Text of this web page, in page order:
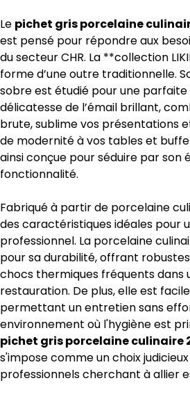
Le pichet gris porcelaine
est pensé pour répondre aux
du secteur CHR. La **collection
forme d’une outre traditionnelle.
sobre est étudié pour une parfaite
délicatesse de l’émail brillant,
brute, sublime vos présentations
de modernité à vos tables et
ainsi conçue pour séduire par son
fonctionnalité.
Fabriqué à partir de porcelaine
des caractéristiques idéales pour
professionnel. La porcelaine
pour sa durabilité, offrant
chocs thermiques fréquents dans
restauration. De plus, elle est
permettant un entretien sans
environnement où l'hygiène est
pichet gris porcelaine culinaire
s'impose comme un choix
professionnels cherchant à allier